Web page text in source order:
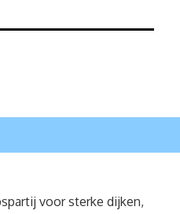
voor sterke dijken,